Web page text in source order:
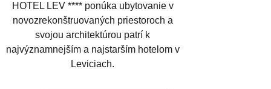
HOTEL LEV **** ponúka ubytovanie v
novozrekonštruovaných priestoroch a
svojou architektúrou patrí k
najvýznamnejším a najstarším hotelom v
Leviciach.